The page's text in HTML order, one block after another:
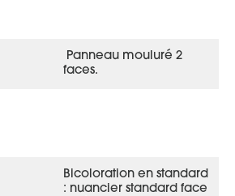
Panneau mouluré 2
faces.
Bicoloration en standard
: nuancier standard face